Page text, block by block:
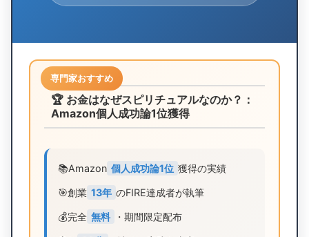
🏆 お金はなぜスピリチュアルなのか？：
Amazon個人成功論1位獲得
専門家おすすめ
📚Amazon 個人成功論1位 獲得の実績
🎯創業 13年 のFIRE達成者が執筆
💰完全 無料 ・期間限定配布